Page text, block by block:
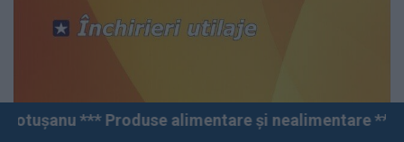
alimentare și nealimentare *** Vânzări